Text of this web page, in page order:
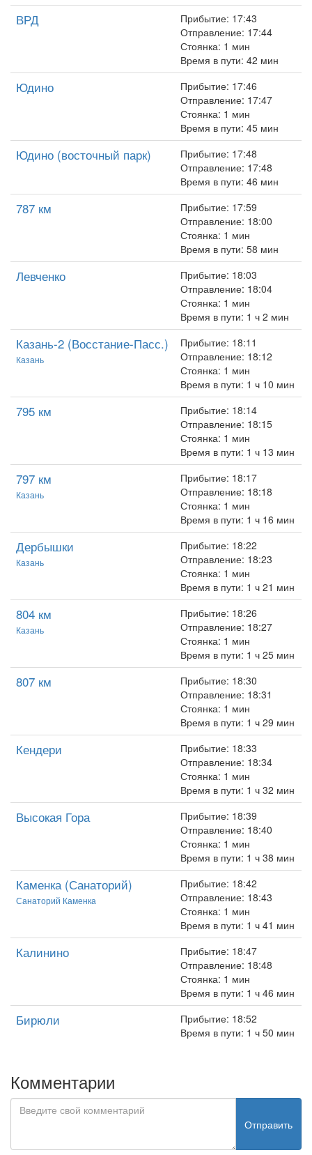
ВРД
Прибытие: 17:43
Отправление: 17:44
Стоянка: 1 мин
Время в пути: 42 мин
Юдино
Прибытие: 17:46
Отправление: 17:47
Стоянка: 1 мин
Время в пути: 45 мин
Юдино (восточный парк)
Прибытие: 17:48
Отправление: 17:48
Время в пути: 46 мин
787 км
Прибытие: 17:59
Отправление: 18:00
Стоянка: 1 мин
Время в пути: 58 мин
Левченко
Прибытие: 18:03
Отправление: 18:04
Стоянка: 1 мин
Время в пути: 1 ч 2 мин
Казань-2 (Восстание-Пасс.)
Казань
Прибытие: 18:11
Отправление: 18:12
Стоянка: 1 мин
Время в пути: 1 ч 10 мин
795 км
Прибытие: 18:14
Отправление: 18:15
Стоянка: 1 мин
Время в пути: 1 ч 13 мин
797 км
Казань
Прибытие: 18:17
Отправление: 18:18
Стоянка: 1 мин
Время в пути: 1 ч 16 мин
Дербышки
Казань
Прибытие: 18:22
Отправление: 18:23
Стоянка: 1 мин
Время в пути: 1 ч 21 мин
804 км
Казань
Прибытие: 18:26
Отправление: 18:27
Стоянка: 1 мин
Время в пути: 1 ч 25 мин
807 км
Прибытие: 18:30
Отправление: 18:31
Стоянка: 1 мин
Время в пути: 1 ч 29 мин
Кендери
Прибытие: 18:33
Отправление: 18:34
Стоянка: 1 мин
Время в пути: 1 ч 32 мин
Высокая Гора
Прибытие: 18:39
Отправление: 18:40
Стоянка: 1 мин
Время в пути: 1 ч 38 мин
Каменка (Санаторий)
Санаторий Каменка
Прибытие: 18:42
Отправление: 18:43
Стоянка: 1 мин
Время в пути: 1 ч 41 мин
Калинино
Прибытие: 18:47
Отправление: 18:48
Стоянка: 1 мин
Время в пути: 1 ч 46 мин
Бирюли
Прибытие: 18:52
Время в пути: 1 ч 50 мин
Комментарии
Отправить